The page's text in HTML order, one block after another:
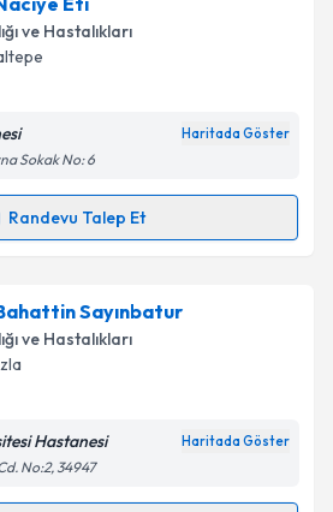
bu uzmandan randevu almanız
e-posta ile
işlenmesine ilişkinAydınlatma
kabul ediyorum.
Talebini Gönder
ve Hastalıkları
Haritada Göster
Sokak No: 6
Randevu Talep Et
Talebi
Etiiçin randevu takvimi talebi
uzmandan randevu almanız için bir
e-posta ile bilgilendireceğiz.
Sayınbatur
ve Hastalıkları
Hastanesi Haritada Göster
No:2, 34947